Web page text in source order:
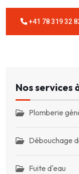
+41 78 319 32
Nos services
Plomberie
Débouchage
Fuite d'eau